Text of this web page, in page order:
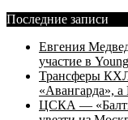
Последние записи
Евгения
участие в
Трансферы
«Авангарда», а
ЦСКА —